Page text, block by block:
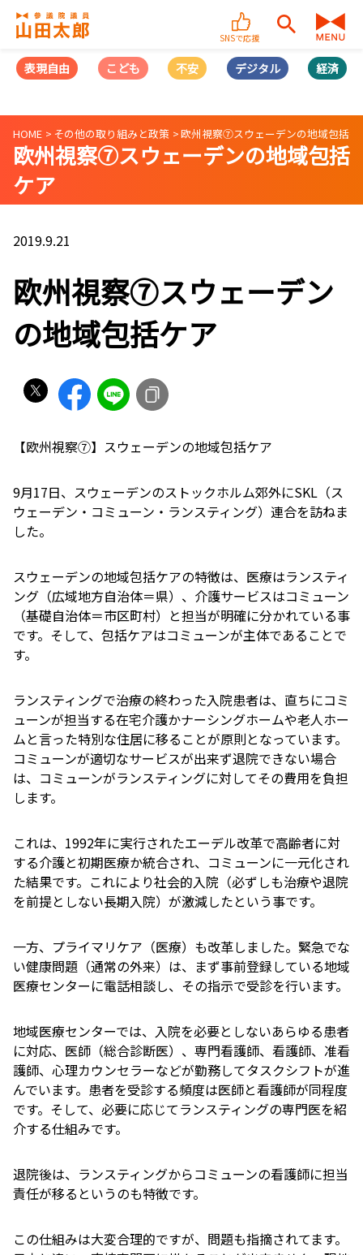
SNSで応援
表現自由 こども 不安 デジタル 経済
HOME その他の取り組みと政策 欧州視察⑦スウェーデンの地域包括ケ
欧州視察⑦スウェーデンの地域包括
ケア
2019.9.21
欧州視察⑦スウェーデン
の地域包括ケア
【欧州視察⑦】スウェーデンの地域包括ケア
9月17日、スウェーデンのストックホルム郊外にSKL（ス
ウェーデン・コミューン・ランスティング）連合を訪ねま
した。
スウェーデンの地域包括ケアの特徴は、医療はランスティ
ング（広域地方自治体＝県）、介護サービスはコミューン
（基礎自治体＝市区町村）と担当が明確に分かれている事
です。そして、包括ケアはコミューンが主体であることで
す。
ランスティングで治療の終わった入院患者は、直ちにコミ
ューンが担当する在宅介護かナーシングホームや老人ホー
ムと言った特別な住居に移ることが原則となっています。
コミューンが適切なサービスが出来ず退院できない場合
は、コミューンがランスティングに対してその費用を負担
します。
これは、1992年に実行されたエーデル改革で高齢者に対
する介護と初期医療か統合され、コミューンに一元化され
た結果です。これにより社会的入院（必ずしも治療や退院
を前提としない長期入院）が激減したという事です。
一方、プライマリケア（医療）も改革しました。緊急でな
い健康問題（通常の外来）は、まず事前登録している地域
医療センターに電話相談し、その指示で受診を行います。
地域医療センターでは、入院を必要としないあらゆる患者
に対応、医師（総合診断医）、専門看護師、看護師、准看
護師、心理カウンセラーなどが勤務してタスクシフトが進
んでいます。患者を受診する頻度は医師と看護師が同程度
です。そして、必要に応じてランスティングの専門医を紹
介する仕組みです。
退院後は、ランスティングからコミューンの看護師に担当
責任が移るというのも特徴です。
この仕組みは大変合理的ですが、問題も指摘されてます。